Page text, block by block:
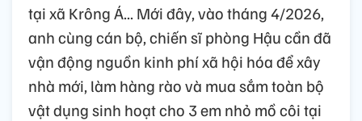
tại xã Krông Á... Mới đây, vào tháng 4/2026,
anh cùng cán bộ, chiến sĩ phòng Hậu cần đã
vận động nguồn kinh phí xã hội hóa để xây
nhà mới, làm hàng rào và mua sắm toàn bộ
vật dụng sinh hoạt cho 3 em nhỏ mồ côi tại